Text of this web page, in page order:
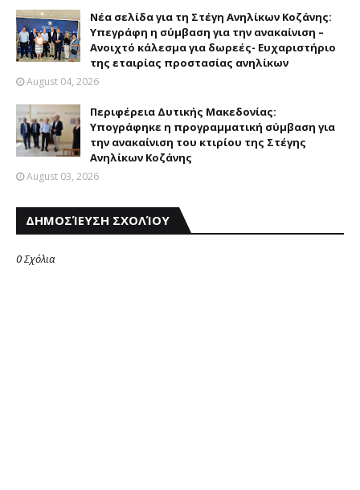
Νέα σελίδα για τη Στέγη Ανηλίκων Κοζάνης:
Υπεγράφη η σύμβαση για την ανακαίνιση –
Ανοιχτό κάλεσμα για δωρεές- Ευχαριστήριο
της εταιρίας προστασίας ανηλίκων
August 04, 2026
Περιφέρεια Δυτικής Μακεδονίας:
Υπογράφηκε η προγραμματική σύμβαση για
την ανακαίνιση του κτιρίου της Στέγης
Ανηλίκων Κοζάνης
August 03, 2026
ΔΗΜΟΣΊΕΥΣΗ ΣΧΟΛΊΟΥ
0 Σχόλια